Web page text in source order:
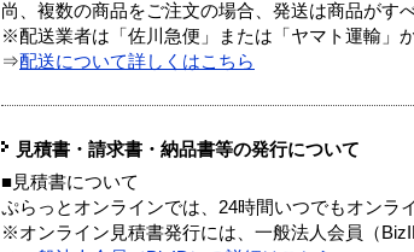
尚、複数の商品をご注文の場合、発送は商品がす
※配送業者は「佐川急便」または「ヤマト運輸」
⇒配送について詳しくはこちら
見積書・請求書・納品書等の発行について
■見積書について
ぷらっとオンラインでは、24時間いつでもオンラ
※オンライン見積書発行には、一般法人会員（